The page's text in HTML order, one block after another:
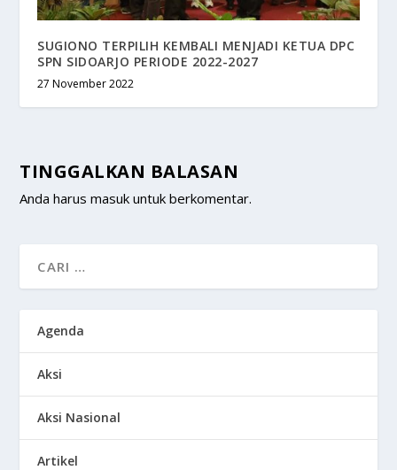
SUGIONO TERPILIH KEMBALI MENJADI KETUA DPC
SPN SIDOARJO PERIODE 2022-2027
27 November 2022
TINGGALKAN BALASAN
Anda harusmasuk untuk berkomentar.
Agenda
Aksi
Aksi Nasional
Artikel